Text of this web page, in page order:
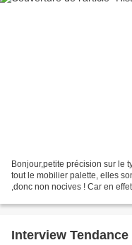
Bonjour,petite précision sur le
tout le mobilier palette, elles
,donc non nocives ! Car en
Interview